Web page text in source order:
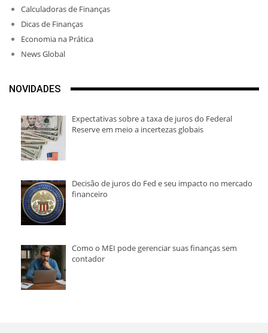
Calculadoras de Finanças
Dicas de Finanças
Economia na Prática
News Global
NOVIDADES
Expectativas sobre a taxa de juros do Federal
Reserve em meio a incertezas globais
Decisão de juros do Fed e seu impacto no mercado
financeiro
Como o MEI pode gerenciar suas finanças sem
contador